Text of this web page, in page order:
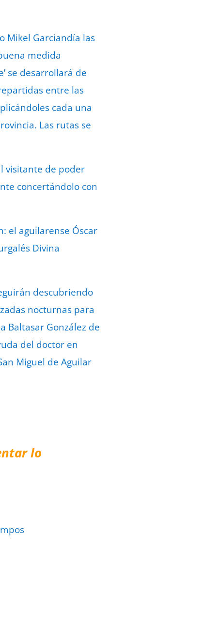
Mikel Garciandía las
medida
se desarrollará de
entre las
cada una
Las rutas se
visitante de poder
concertándolo con
el aguilarense Óscar
Divina
descubriendo
nocturnas para
Baltasar González de
del doctor en
Miguel de Aguilar
lo